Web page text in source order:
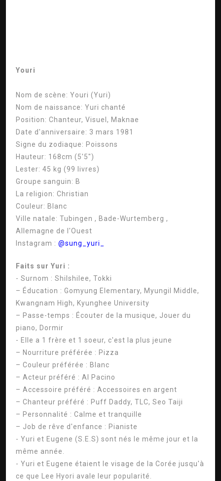
Youri
Nom de scène: Youri (Yuri)
Nom de naissance: Yuri chanté
Position: Chanteur, Visuel, Maknae
Date d'anniversaire: 3 mars 1981
Signe du zodiaque: Poissons
Hauteur: 168cm (5'5″)
Lester: 45 kg (99 livres)
Groupe sanguin: B
La religion: Christian
Couleur: Blanc
Ville natale: Tubingen , Bade-Wurtemberg ,
Allemagne de l'Ouest
Instagram : @sung_yuri_
Faits sur Yuri :
- Surnom : Shilshilee, Tokki
– Éducation : Gomyung Elementary, Myungil Middle,
Kwangnam High, Kyunghee University
– Passe-temps : Écouter de la musique, Jouer du
piano, Dormir
- Elle a 1 frère et 1 soeur, c'est la plus jeune
– Nourriture préférée : Pizza
– Couleur préférée : Blanc
– Acteur préféré : Al Pacino
– Accessoire préféré : Accessoires en argent
– Chanteur préféré : Puff Daddy, TLC, Seo Taiji
– Personnalité : Calme et tranquille
– Job de rêve d'enfance : Pianiste
- Yuri et Eugene (S.E.S) sont nés le même jour et la
même année.
- Yuri et Eugene étaient le visage de la Corée jusqu'à
ce que Lee Hyori avale leur popularité.